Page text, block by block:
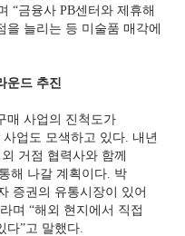
“금융사 PB센터와 제휴해
늘리는 등 미술품 매각에
운드 추진
매 사업의 진척도가
업도 모색하고 있다. 내년
거점 협력사와 함께
해 나갈 계획이다. 박
증권의 유통시장이 있어
며 “해외 현지에서 직접
다”고 말했다.